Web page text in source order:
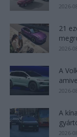
2026-
21
2026-
A
2026-
A
2026-